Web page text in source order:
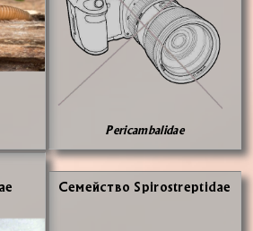
Pericambalidae
Се­мей­ство Spirostreptidae